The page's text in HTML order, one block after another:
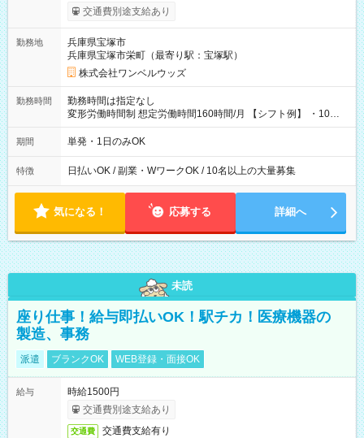
働いたその日に現金GET♪ お仕事後はコンビニATMから 日払
交通費別途支給あり
勤務地
兵庫県宝塚市
兵庫県宝塚市栄町（最寄り駅：宝塚駅）
株式会社ワンベルウッズ
勤務時間
勤務時間は指定なし
変形労働時間制 想定労働時間160時間/月 【シフト例】 ・10：
00～20：00
期間 単発・1日のみOK
特徴 日払いOK / 副業・WワークOK / 10名以上の大量募集
気になる！ 応募する 詳細へ
未読
座り仕事！給与即払いOK！駅チカ！医療機器の
製造、事務
派遣 ブランクOK WEB登録・面接OK
給与
時給1500円
交通費別途支給あり
交通費 交通費支給有り